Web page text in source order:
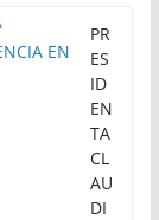
PR
ES
ID
EN
TA
CL
AU
DI